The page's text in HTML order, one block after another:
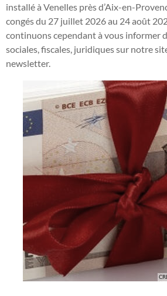
installé à Venelles près d’Aix-en-
congés du 27 juillet 2026 au 24 août
continuons cependant à vous informer
sociales, fiscales, juridiques sur notre
newsletter.